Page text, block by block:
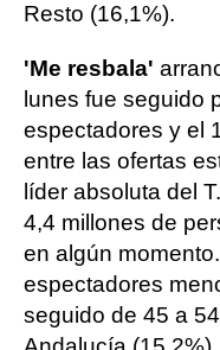
Resto (16,1%).
'Me resbala'
lunes fue seguido
espectadores y el
entre las ofertas
líder absoluta del
4,4 millones de
en algún
espectadores
seguido de 45 a